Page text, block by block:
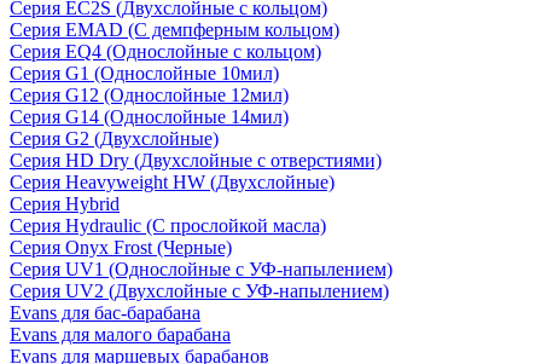
Серия EC2S (Двухслойные с кольцом)
Серия EMAD (С демпферным кольцом)
Серия EQ4 (Однослойные с кольцом)
Серия G1 (Однослойные 10мил)
Серия G12 (Однослойные 12мил)
Серия G14 (Однослойные 14мил)
Серия G2 (Двухслойные)
Серия HD Dry (Двухслойные с отверстиями)
Серия Heavyweight HW (Двухслойные)
Серия Hybrid
Серия Hydraulic (С прослойкой масла)
Серия Onyx Frost (Черные)
Серия UV1 (Однослойные с УФ-напылением)
Серия UV2 (Двухслойные с УФ-напылением)
Evans для бас-барабана
Evans для малого барабана
Evans для маршевых барабанов